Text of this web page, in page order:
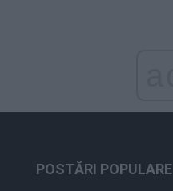
POSTĂRI POPULARE